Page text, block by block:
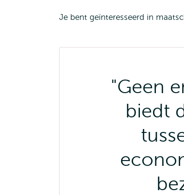
Je bent geïnteresseerd in
"Geen
biedt